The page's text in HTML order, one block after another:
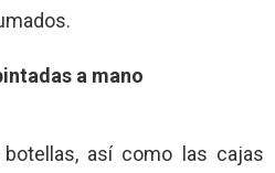
a mano
así como las cajas